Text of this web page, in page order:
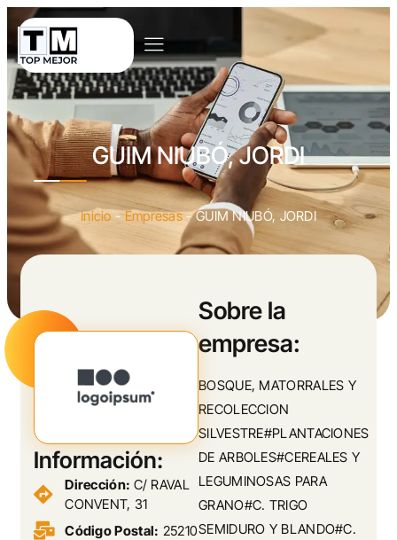
GUIM NIUBÓ, JORDI
Inicio-Empresas-GUIM NIUBÓ, JORDI
Sobre la
empresa:
BOSQUE, MATORRALES Y
RECOLECCION
SILVESTRE#PLANTACIONES
DE ARBOLES#CEREALES Y
LEGUMINOSAS PARA
GRANO#C. TRIGO
SEMIDURO Y BLANDO#C.
Información:
Dirección: C/ RAVAL
CONVENT, 31
Código Postal: 25210